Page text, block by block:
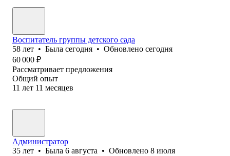
Воспитатель группы детского сада
58 лет • Была сегодня • Обновлено сегодня
60 000 ₽
Рассматривает предложения
Общий опыт
11 лет 11 месяцев
Администратор
35 лет • Была 6 августа • Обновлено 8 июля